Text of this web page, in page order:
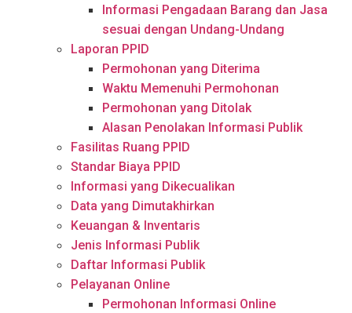
Informasi Pengadaan Barang dan Jasa
sesuai dengan Undang-Undang
Laporan PPID
Permohonan yang Diterima
Waktu Memenuhi Permohonan
Permohonan yang Ditolak
Alasan Penolakan Informasi Publik
Fasilitas Ruang PPID
Standar Biaya PPID
Informasi yang Dikecualikan
Data yang Dimutakhirkan
Keuangan & Inventaris
Jenis Informasi Publik
Daftar Informasi Publik
Pelayanan Online
Permohonan Informasi Online